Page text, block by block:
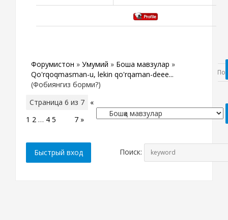
Форумистон » Умумий » Бошқа мавзулар »
Qo'rqoqmasman-u, lekin qo'rqaman-deee...
(Фобиянгиз борми?)
Страница 6 из 7
«
1 2 … 4 5 7 »
Поиск: